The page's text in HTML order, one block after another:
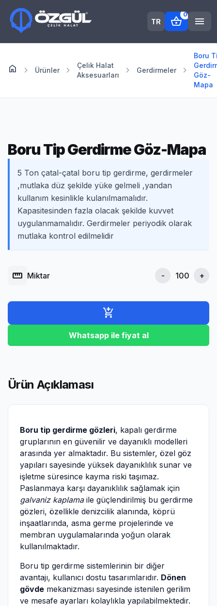
TR shopping_basket
0
menu
home Anasayfa
chevron_right Ürünler chevron_right
Çelik Halat
Aksesuarları
chevron_right Gerdirmeler chevron_right
Boru
Göz-
Mapa
Boru Tip Gerdirme Göz-Mapa
5 Ton çatal-çatal boru tip gerdirme, gerdirmeler
,mutlaka düz şekilde yüke gelmeli ,yandan
kullanım kesinlikle kulanılmamalıdır.
Kapasitesinden fazla olacak şekilde kuvvet
uygulanmamalıdır. Gerdirmeler periyodik olarak
mutlaka kontrol edilmelidir
straighten Miktar - +
add_shopping_cart
Whatsapp ile fiyat al
Ürün Açıklaması
Boru tip gerdirme gözleri, kapalı gerdirme
gruplarının en güvenilir ve dayanıklı modelleri
arasında yer almaktadır. Bu sistemler, özel göz
yapıları sayesinde yüksek dayanıklılık sunar ve
işletme süresince kayma riski taşımaz.
Paslanmaya karşı dayanıklılık sağlamak için
galvaniz kaplamaile güçlendirilmiş bu gerdirme
gözleri, özellikle denizcilik alanında, köprü
inşaatlarında, asma germe projelerinde ve
membran uygulamalarında yoğun olarak
kullanılmaktadır.
Boru tip gerdirme sistemlerinin bir diğer
avantajı, kullanıcı dostu tasarımlarıdır. Dönen
gövde mekanizması sayesinde istenilen gerilim
ve mesafe ayarları kolaylıkla yapılabilmektedir.